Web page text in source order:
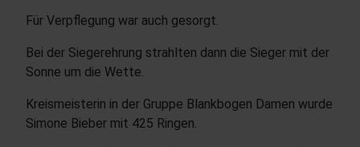
Für Verpflegung war auch gesorgt.
Bei der Siegerehrung strahlten dann die Sieger mit der
Sonne um die Wette.
Kreismeisterin in der Gruppe Blankbogen Damen wurde
Simone Bieber mit 425 Ringen.